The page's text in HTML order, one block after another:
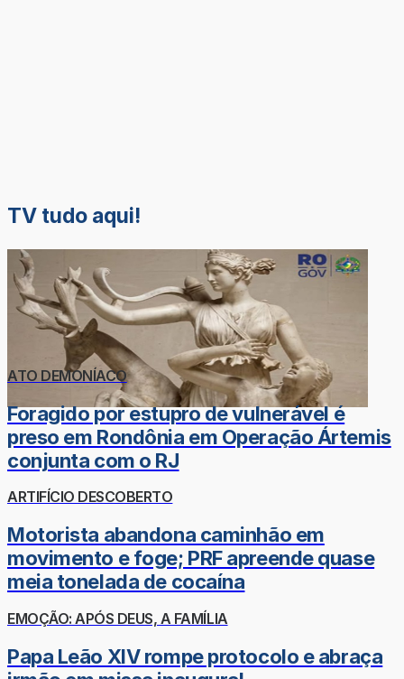
TV tudo aqui!
ATO DEMONÍACO
Foragido por estupro de vulnerável é
preso em Rondônia em Operação Ártemis
conjunta com o RJ
ARTIFÍCIO DESCOBERTO
Motorista abandona caminhão em
movimento e foge; PRF apreende quase
meia tonelada de cocaína
EMOÇÃO: APÓS DEUS, A FAMÍLIA
Papa Leão XIV rompe protocolo e abraça